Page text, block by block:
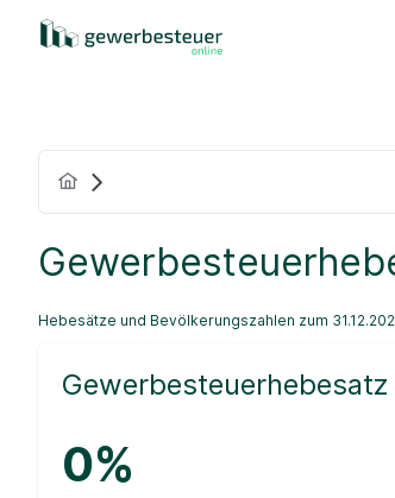
Hebesätze und Bevölkerungszahlen zum
Gewerbesteuerhebesatz
0%